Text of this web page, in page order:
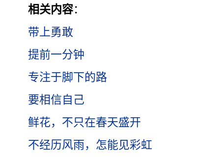
相关内容：
带上勇敢
提前一分钟
专注于脚下的路
要相信自己
鲜花，不只在春天盛开
不经历风雨，怎能见彩虹